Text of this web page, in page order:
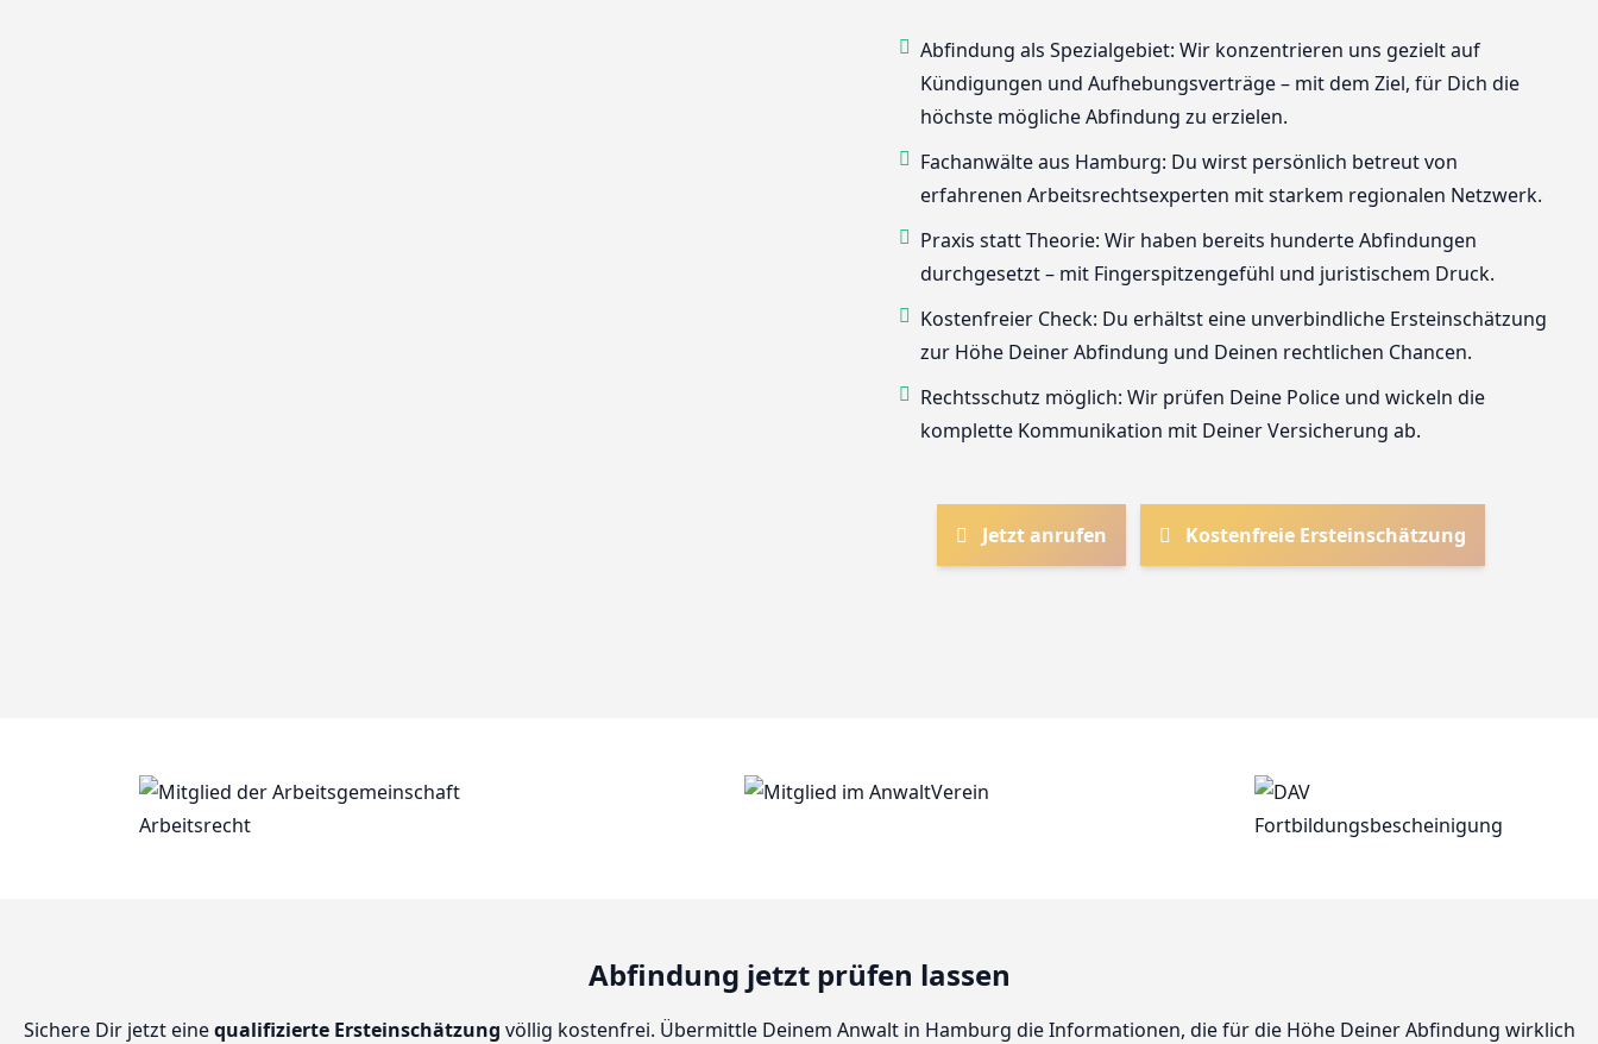
Abfindung als Spezialgebiet: Wir konzentrieren uns gezielt auf
Kündigungen und Aufhebungsverträge – mit dem Ziel, für Dich die
höchste mögliche Abfindung zu erzielen.
Fachanwälte aus Hamburg: Du wirst persönlich betreut von
erfahrenen Arbeitsrechtsexperten mit starkem regionalen Netzwerk.
Praxis statt Theorie: Wir haben bereits hunderte Abfindungen
durchgesetzt – mit Fingerspitzengefühl und juristischem Druck.
Kostenfreier Check: Du erhältst eine unverbindliche Ersteinschätzung
zur Höhe Deiner Abfindung und Deinen rechtlichen Chancen.
Rechtsschutz möglich: Wir prüfen Deine Police und wickeln die
komplette Kommunikation mit Deiner Versicherung ab.
Jetzt anrufen Kostenfreie Ersteinschätzung
Abfindung jetzt prüfen lassen
Sichere Dir jetzt einequalifizierte Ersteinschätzung völlig kostenfrei. Übermittle Deinem Anwalt in Hamburg die Informationen, die für die Höhe Deiner Abfindung wirklich